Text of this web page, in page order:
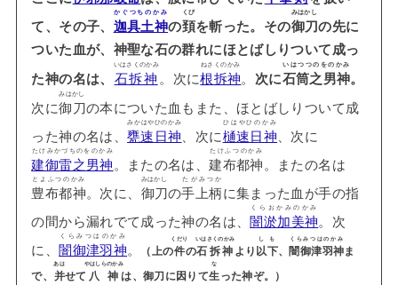
て、その子、 迦具土神
かぐつちのかみ
の頚
くび
を斬った。その御刀
みはかし
の先に
ついた血が、神聖な石の群れにほとばしりついて成っ
た神の名は、 石拆神
いはさくのかみ
。次に根拆神
ねさくのかみ
。 次に石筒之男神
いはつつのをのかみ
。
次に御刀
みはかし
の本についた血もまた、ほとばしりついて成
った神の名は、 甕速日神
みかはやひのかみ
、次に樋速日神
ひはやひのかみ
、次に
建御雷之男神
たけみかづちのをのかみ
。またの名は、建布都神
たけふつのかみ
。またの名は
豊布都神
とよふつのかみ
。次に、 御刀
みはかし
の手上柄
たがみつか
に集まった血が手の指
の間から漏れでて成った神の名は、闇淤加美神
くらおかみのかみ
。次
に、闇御津羽神
くらみつはのかみ
。 （上の件
くだり
の石拆神
いはさくのかみ
より以下
しも
、闇御津羽神
くらみつはのかみ
ま
で、 并
あは
せて 八神
やはしらのかみ
は、御刀に因りて生
な
った神ぞ。）